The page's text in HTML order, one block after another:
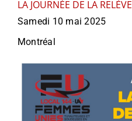
LA JOURNÉE DE LA RELÈVE
Samedi 10 mai 2025
Montréal